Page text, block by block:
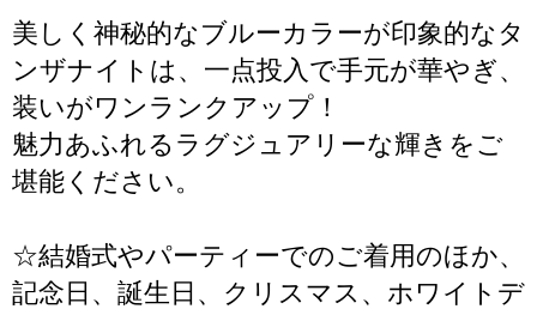
美しく神秘的なブルーカラーが印象的なタ
ンザナイトは、一点投入で手元が華やぎ、
装いがワンランクアップ！
魅力あふれるラグジュアリーな輝きをご
堪能ください。
☆結婚式やパーティーでのご着用のほか、
記念日、誕生日、クリスマス、ホワイトデ